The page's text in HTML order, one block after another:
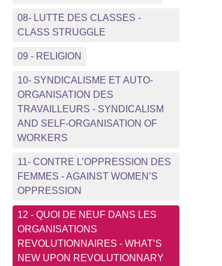
08- LUTTE DES CLASSES -
CLASS STRUGGLE
09 - RELIGION
10- SYNDICALISME ET AUTO-
ORGANISATION DES
TRAVAILLEURS - SYNDICALISM
AND SELF-ORGANISATION OF
WORKERS
11- CONTRE L’OPPRESSION DES
FEMMES - AGAINST WOMEN’S
OPPRESSION
12 - QUOI DE NEUF DANS LES
ORGANISATIONS
REVOLUTIONNAIRES - WHAT’S
NEW UPON REVOLUTIONNARY